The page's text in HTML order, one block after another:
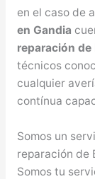
en el caso de
en Gandia
reparación
técnicos
cualquier
contínua
Somos un
reparación de
Somos tu